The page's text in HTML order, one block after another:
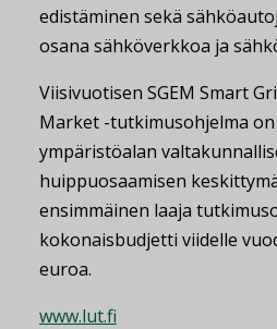
edistäminen sekä
osana sähköverkkoa ja
Viisivuotisen SGEM Smart
Market -tutkimusohjelma
ympäristöalan
huippuosaamisen
ensimmäinen laaja
kokonaisbudjetti viidelle
euroa.
www.lut.fi